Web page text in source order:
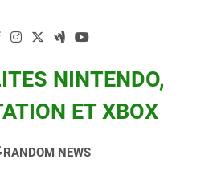
NINTENDO,
ET XBOX
Pokemon Entre Autres
RANDOM NEWS